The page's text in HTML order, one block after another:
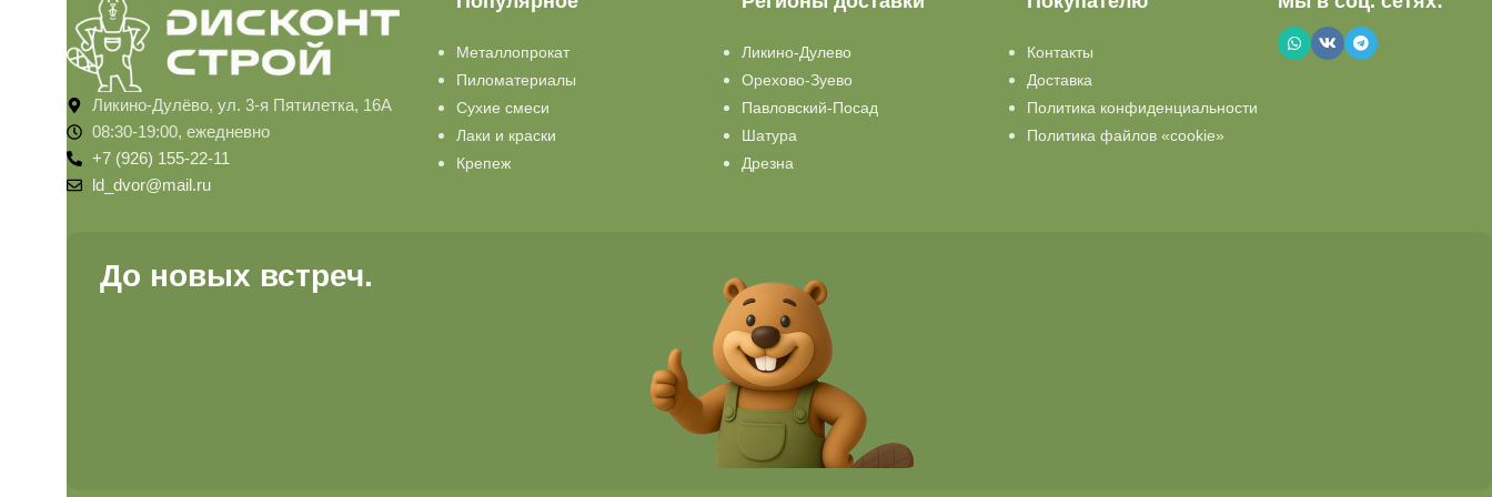
Ликино-Дулёво, ул. 3-я Пятилетка, 16А
08:30-19:00, ежедневно
+7 (926) 155-22-11
ld_dvor@mail.ru
Металлопрокат
Пиломатериалы
Сухие смеси
Лаки и краски
Крепеж
Ликино-Дулево
Орехово-Зуево
Павловский-Посад
Шатура
Дрезна
Контакты
Доставка
Политика конфиденциальности
Политика файлов «cookie»
До новых встреч.